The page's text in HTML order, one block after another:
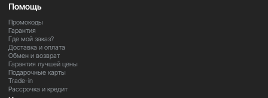
Помощь
Промокоды
Гарантия
Где мой заказ?
Доставка и оплата
Обмен и возврат
Гарантия лучшей цены
Подарочные карты
Trade-in
Рассрочка и кредит